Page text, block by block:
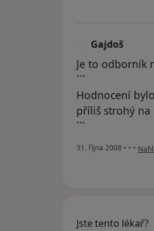
Gajdoš
Je to odborník
```
Hodnocení
příliš strohý na
```
31. října 2008 • • •
Jste tento lékař?